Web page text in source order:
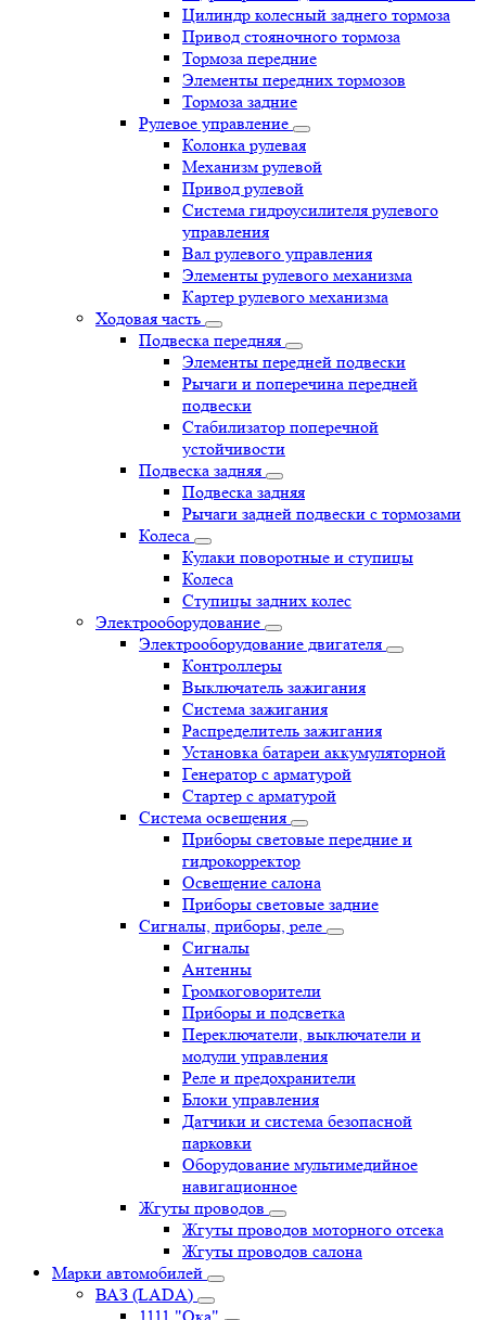
Цилиндр колесный заднего тормоза
Привод стояночного тормоза
Тормоза передние
Элементы передних тормозов
Тормоза задние
Рулевое управление
Колонка рулевая
Механизм рулевой
Привод рулевой
Система гидроусилителя рулевого
управления
Вал рулевого управления
Элементы рулевого механизма
Картер рулевого механизма
Ходовая часть
Подвеска передняя
Элементы передней подвески
Рычаги и поперечина передней
подвески
Стабилизатор поперечной
устойчивости
Подвеска задняя
Подвеска задняя
Рычаги задней подвески с тормозами
Колеса
Кулаки поворотные и ступицы
Колеса
Ступицы задних колес
Электрооборудование
Электрооборудование двигателя
Контроллеры
Выключатель зажигания
Система зажигания
Распределитель зажигания
Установка батареи аккумуляторной
Генератор с арматурой
Стартер с арматурой
Система освещения
Приборы световые передние и
гидрокорректор
Освещение салона
Приборы световые задние
Сигналы, приборы, реле
Сигналы
Антенны
Громкоговорители
Приборы и подсветка
Переключатели, выключатели и
модули управления
Реле и предохранители
Блоки управления
Датчики и система безопасной
парковки
Оборудование мультимедийное
навигационное
Жгуты проводов
Жгуты проводов моторного отсека
Жгуты проводов салона
Марки автомобилей
ВАЗ (LADA)